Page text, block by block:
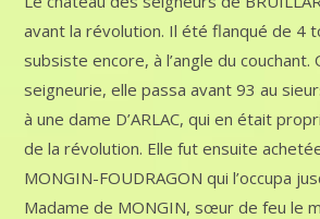
avant la révolution. Il été flanqué de 4
subsiste encore, à l’angle du couchant.
seigneurie, elle passa avant 93 au
à une dame D’ARLAC, qui en était
de la révolution. Elle fut ensuite
MONGIN-FOUDRAGON qui l’occupa
Madame de MONGIN, sœur de feu le